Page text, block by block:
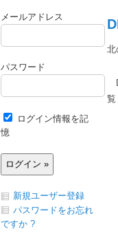
北
覧
メールアドレス
パスワード
ログイン情報を記
憶
新規ユーザー登録
パスワードをお忘れ
ですか ?